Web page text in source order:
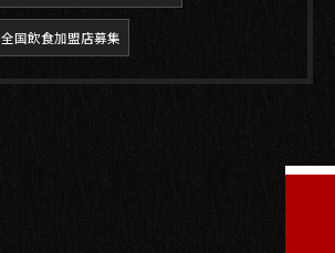
全国飲食加盟店募集